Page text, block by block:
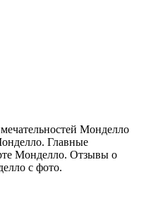
Монделло
Главные
Монделло. Отзывы о
с фото.